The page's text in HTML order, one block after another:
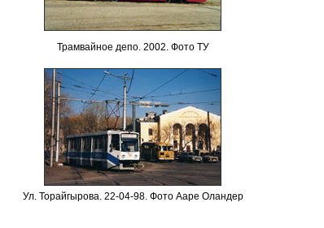
Трамвайное депо. 2002. Фото ТУ
Ул. Торайгырова. 22-04-98. Фото Ааре Оландер